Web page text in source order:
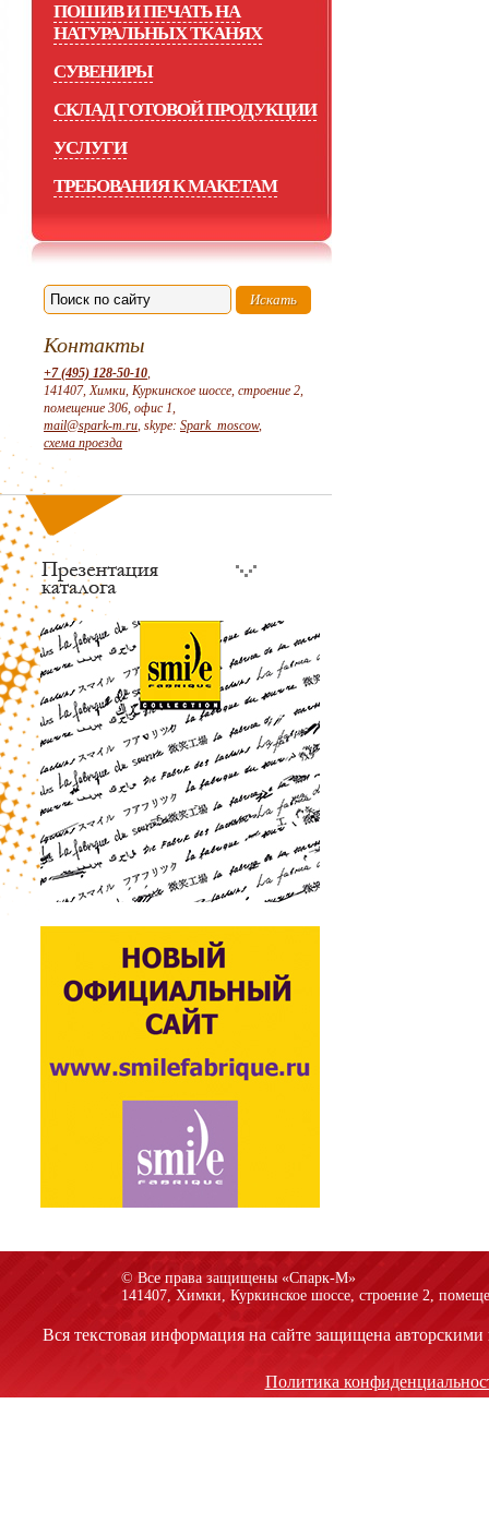
ПОШИВ И ПЕЧАТЬ НА
НАТУРАЛЬНЫХ ТКАНЯХ
СУВЕНИРЫ
СКЛАД ГОТОВОЙ ПРОДУКЦИИ
УСЛУГИ
ТРЕБОВАНИЯ К МАКЕТАМ
Контакты
+7 (495) 128-50-10,
141407, Химки, Куркинское шоссе, строение 2,
помещение 306, офис 1,
mail@spark-m.ru, skype: Spark_moscow,
схема проезда
© Все права защищены «Спарк-M»
141407, Химки, Куркинское шоссе, строение 2,
Вся текстовая информация на сайте защищена
Политика